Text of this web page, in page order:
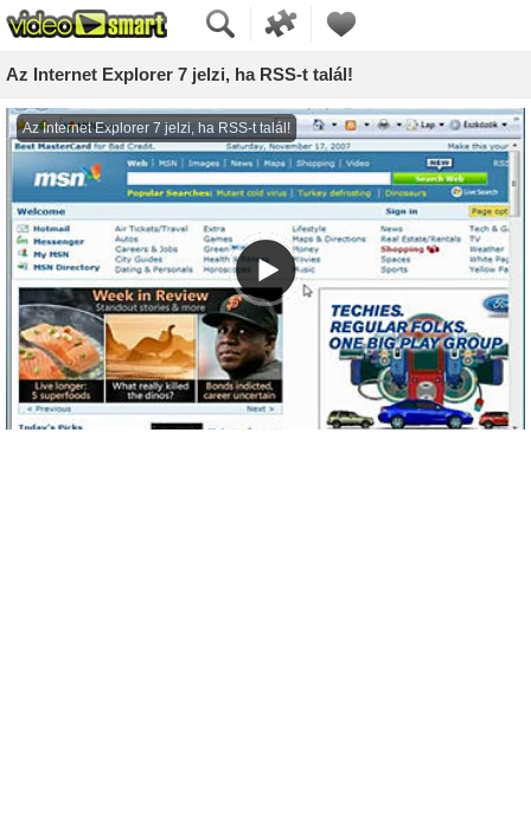
Az Internet Explorer 7 jelzi, ha RSS-t talál!